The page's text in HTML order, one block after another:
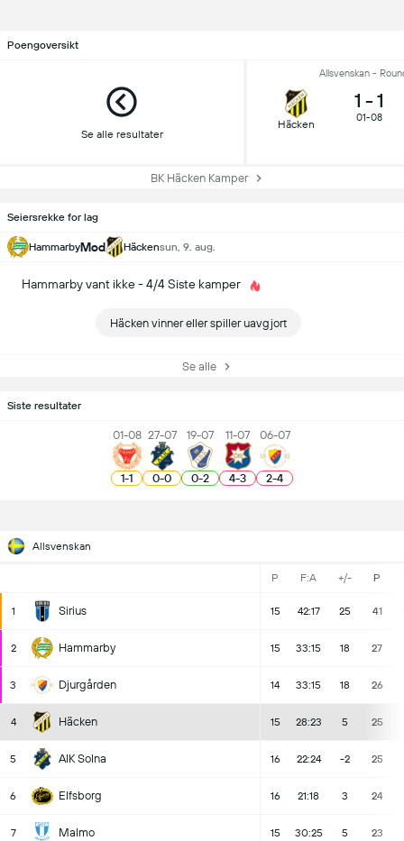
Poengoversikt
Se alle resultater
Allsvenskan -
Häcken
1 - 1
01-08
BK Häcken Kamper
Siste resultater
01-08
1-1
27-07
0-0
19-07
0-2
11-07
4-3
06-07
2-4
Allsvenskan
P F:A +/- P
1 Sirius 15 42:17 25 41
2 Hammarby 15 33:15 18 27
3 Djurgården 14 33:15 18 26
4 Häcken 15 28:23 5 25
5 AIK Solna 16 22:24 -2 25
6 Elfsborg 16 21:18 3 24
7 Malmo 15 30:25 5 23
Seiersrekke for lag
HammarbyMod Häckensun, 9. aug.
Hammarby vant ikke - 4/4 Siste kamper
Häcken vinner eller spiller uavgjort
Se alle